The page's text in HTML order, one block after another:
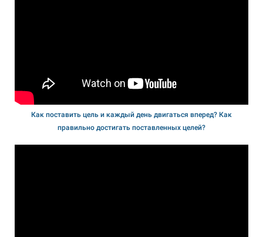
Как поставить цель и каждый день двигаться вперед? Как
правильно достигать поставленных целей?